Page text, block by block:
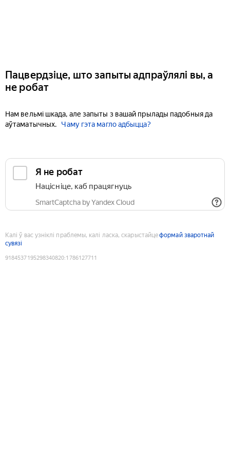
Пацвердзіце, што запыты адпраўлялі вы, а
не робат
Нам вельмі шкада, але запыты з вашай прылады падобныя да
аўтаматычных.
Чаму гэта магло адбыцца?
Я не робат
Націсніце, каб працягнуць
SmartCaptcha by Yandex Cloud
Калі ў вас узніклі праблемы, калі ласка, скарыстайцеформай зваротнай
сувязі
9184537195298340820:1786127711